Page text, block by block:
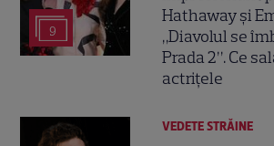
9
Hathaway și
„Diavolul se
Prada 2”. Ce
actrițele
VEDETE STRĂINE